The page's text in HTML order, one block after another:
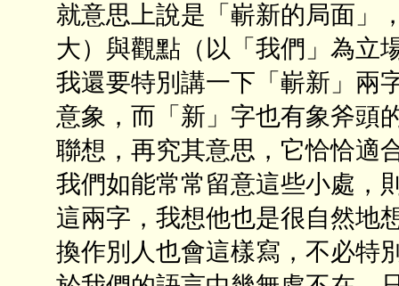
就意思上說是「嶄新的局面」
大）與觀點（以「我們」為立
我還要特別講一下「嶄新」兩
意象，而「新」字也有象斧頭
聯想，再究其意思，它恰恰適
我們如能常常留意這些小處，
這兩字，我想他也是很自然地
換作別人也會這樣寫，不必特